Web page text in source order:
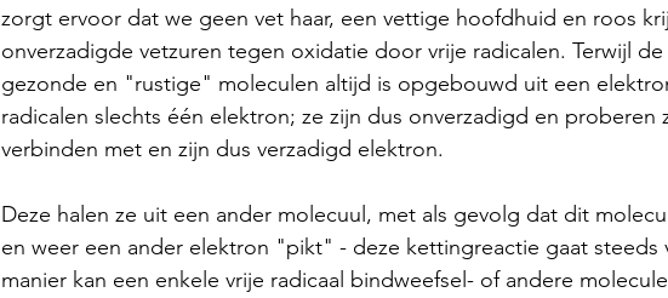
zorgt ervoor dat we geen vet haar, een vettige hoofdhuid en roos
onverzadigde vetzuren tegen oxidatie door vrije radicalen. Terwijl
gezonde en "rustige" moleculen altijd is opgebouwd uit een
radicalen slechts één elektron; ze zijn dus onverzadigd en proberen
verbinden met en zijn dus verzadigd elektron.
Deze halen ze uit een ander molecuul, met als gevolg dat dit
en weer een ander elektron "pikt" - deze kettingreactie gaat steeds
manier kan een enkele vrije radicaal bindweefsel- of andere